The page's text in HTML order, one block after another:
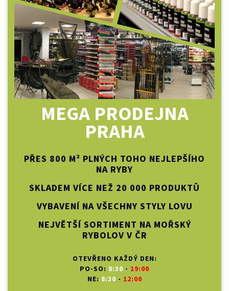
MEGA PRODEJNA
PRAHA
PŘES 800 M² PLNÝCH TOHO NEJLEPŠÍHO
NA RYBY
SKLADEM VÍCE NEŽ 20 000 PRODUKTŮ
VYBAVENÍ NA VŠECHNY STYLY LOVU
NEJVĚTŠÍ SORTIMENT NA MOŘSKÝ
RYBOLOV V ČR
OTEVŘENO KAŽDÝ DEN:
PO-SO: 8:30 - 19:00
NE: 8:30 - 12:00